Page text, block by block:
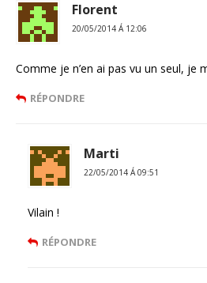
Florent
20/05/2014 Á 12:06
Comme je n’en ai pas vu un seul, je
RÉPONDRE
Marti
22/05/2014 Á 09:51
Vilain !
RÉPONDRE